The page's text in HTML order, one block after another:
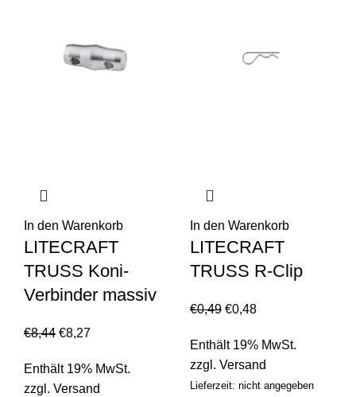
In den Warenkorb
LITECRAFT
TRUSS Koni-
Verbinder massiv
€8,44 €8,27
Enthält 19% MwSt.
zzgl. Versand
In den Warenkorb
LITECRAFT
TRUSS R-Clip
€0,49 €0,48
Enthält 19% MwSt.
zzgl. Versand
Lieferzeit: nicht angegeben